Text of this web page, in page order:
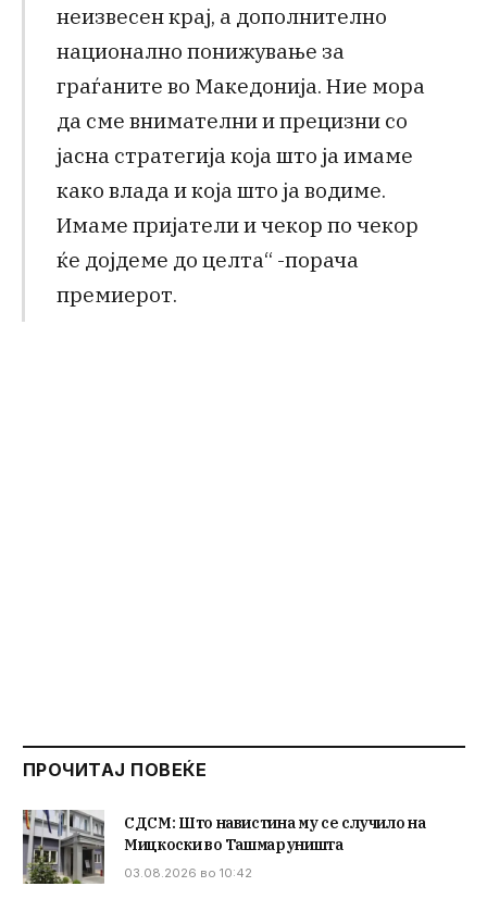
неизвесен крај, а дополнително
национално понижување за
граѓаните во Македонија. Ние мора
да сме внимателни и прецизни со
јасна стратегија која што ја имаме
како влада и која што ја водиме.
Имаме пријатели и чекор по чекор
ќе дојдеме до целта“ -порача
премиерот.
ПРОЧИТАЈ ПОВЕЌЕ
СДСМ: Што навистина му се случило на
Мицкоски во Ташмаруништа
03.08.2026 во 10:42